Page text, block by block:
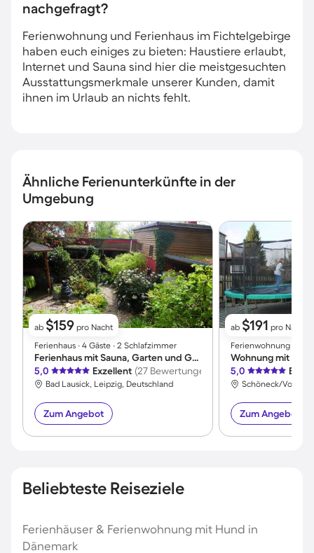
nachgefragt?
Ferienwohnung und Ferienhaus im Fichtelgebirge
haben euch einiges zu bieten: Haustiere erlaubt,
Internet und Sauna sind hier die meistgesuchten
Ausstattungsmerkmale unserer Kunden, damit
ihnen im Urlaub an nichts fehlt.
Ähnliche Ferienunterkünfte in der
Umgebung
ab $159 pro Nacht
Ferienhaus ∙ 4 Gäste ∙ 2 Schlafzimmer
Ferienhaus mit Sauna, Garten und Grill
5,0
Exzellent (27 Bewertungen)
Bad Lausick, Leipzig, Deutschland
Zum Angebot
ab $191 pro Nacht
Ferienwohnung ∙ 5
5,0
Zum Angebot
Beliebteste Reiseziele
Ferienhäuser & Ferienwohnung mit Hund in
Dänemark